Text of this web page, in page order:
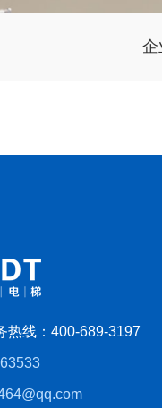
企
热线：400-689-3197